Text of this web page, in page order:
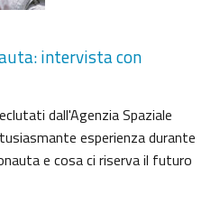
intervista con
dall'Agenzia Spaziale
esperienza durante
e cosa ci riserva il futuro